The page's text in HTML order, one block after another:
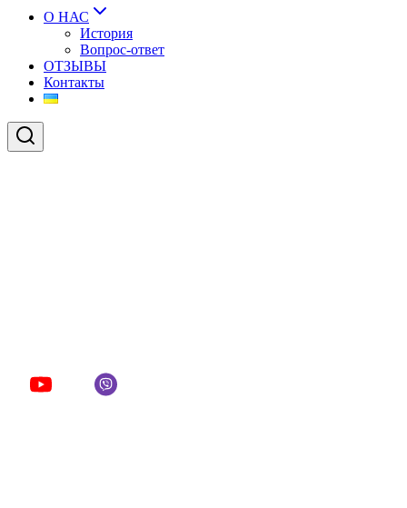
О НАС
История
Вопрос-ответ
ОТЗЫВЫ
Контакты